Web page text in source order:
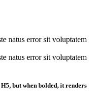
natus error sit voluptatem
natus error sit voluptatem
but when bolded, it renders